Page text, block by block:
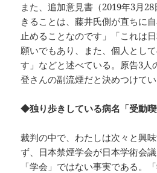
また、追加意見書（2019年3月
きることは、藤井氏側が直ちに
止めることなのです」「これは
願いでもあり、また、個人とし
す」などと述べている。原告3人
登さんの副流煙だと決めつけてい
◆独り歩きしている病名「受動喫
裁判の中で、わたしは次々と興
ず、日本禁煙学会が日本学術会
「学会」ではない事実である。